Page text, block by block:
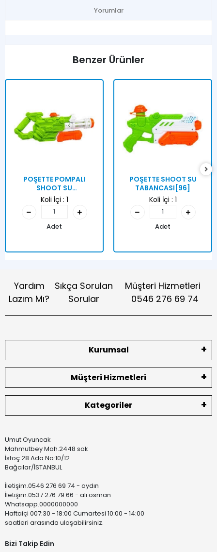
Yorumlar
Benzer Ürünler
POŞETTE POMPALI
SHOOT SU
TABANCASI[48]
Koli İçi : 1
Adet
POŞETTE SHOOT SU
TABANCASI[96]
Koli İçi : 1
Adet
Yardım
Lazım Mı?
Sıkça Sorulan
Sorular
Müşteri Hizmetleri
0546 276 69 74
Kurumsal
Müşteri Hizmetleri
Kategoriler
Umut Oyuncak
Mahmutbey Mah.2448 sok
İstoç 28.Ada No:10/12
Bağcılar/İSTANBUL
İletişim.0546 276 69 74 - aydın
İletişim.0537 276 79 66 - ali osman
Whatsapp.0000000000
Haftaiçi 007:30 - 18:00 Cumartesi 10:00 - 14:00
saatleri arasında ulaşabilirsiniz.
Bizi Takip Edin